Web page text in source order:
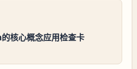
核心概念应用检查卡